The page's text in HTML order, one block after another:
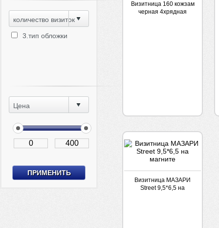
количество визиток
3.тип обложки
Цена
Визитница 160 кожзам
черная 4хрядная
Визитница МАЗАРИ
Street 9,5*6,5 на